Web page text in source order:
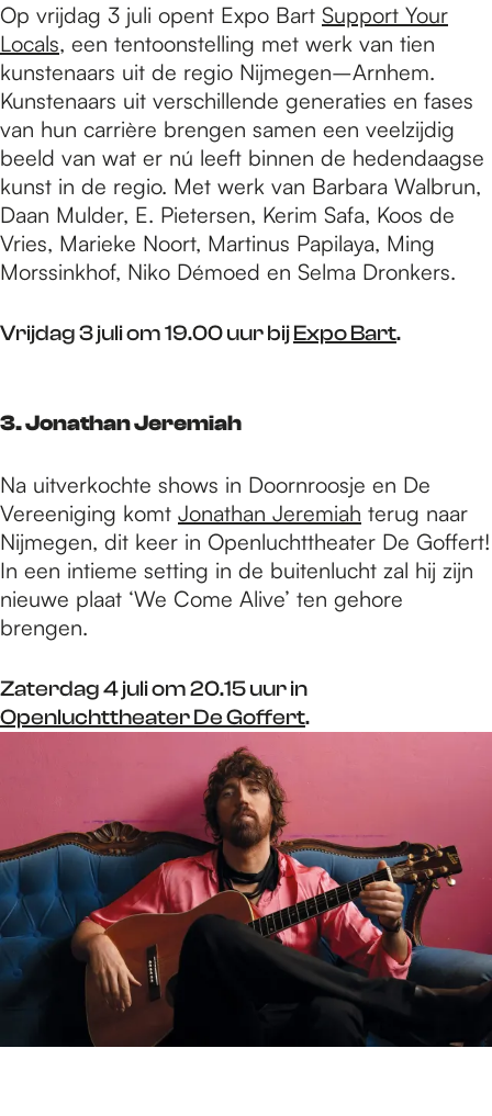
Op vrijdag 3 juli opent Expo Bart Support Your
Locals, een tentoonstelling met werk van tien
kunstenaars uit de regio Nijmegen–Arnhem.
Kunstenaars uit verschillende generaties en fases
van hun carrière brengen samen een veelzijdig
beeld van wat er nú leeft binnen de hedendaagse
kunst in de regio. Met werk van Barbara Walbrun,
Daan Mulder, E. Pietersen, Kerim Safa, Koos de
Vries, Marieke Noort, Martinus Papilaya, Ming
Morssinkhof, Niko Démoed en Selma Dronkers.
Vrijdag 3 juli om 19.00 uur bijExpo Bart.
3. Jonathan Jeremiah
Na uitverkochte shows in Doornroosje en De
Vereeniging komt Jonathan Jeremiah terug naar
Nijmegen, dit keer in Openluchttheater De Goffert!
In een intieme setting in de buitenlucht zal hij zijn
nieuwe plaat ‘We Come Alive’ ten gehore
brengen.
Zaterdag 4 juli om 20.15 uur in
Openluchttheater De Goffert.